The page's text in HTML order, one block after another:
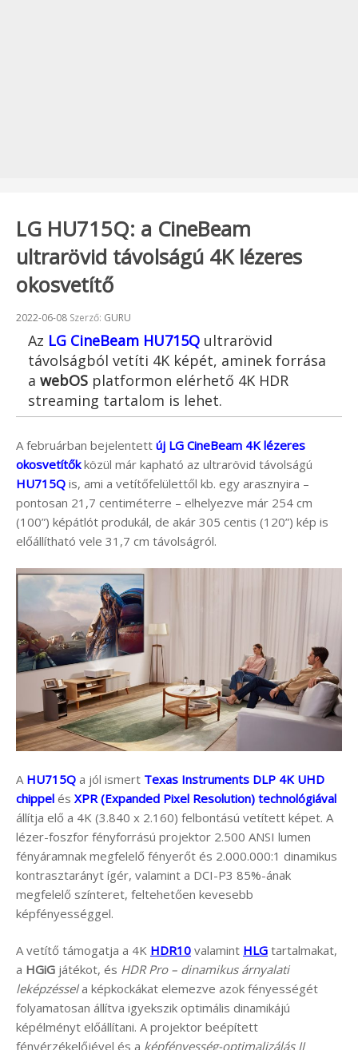
LG HU715Q: a CineBeam
ultrarövid távolságú 4K lézeres
okosvetítő
Beküldve:
2022-06-08 Szerző: GURU
Az LG CineBeam HU715Q ultrarövid
távolságból vetíti 4K képét, aminek forrása
a webOS platformon elérhető 4K HDR
streaming tartalom is lehet.
A februárban bejelentett új LG CineBeam 4K lézeres
okosvetítőkközül már kapható az ultrarövid távolságú
HU715Q is, ami a vetítőfelülettől kb. egy arasznyira –
pontosan 21,7 centiméterre – elhelyezve már 254 cm
(100”) képátlót produkál, de akár 305 centis (120”) kép is
előállítható vele 31,7 cm távolságról.
A HU715Q a jól ismert Texas Instruments DLP 4K UHD
chippel és XPR (Expanded Pixel Resolution) technológiával
állítja elő a 4K (3.840 x 2.160) felbontású vetített képet. A
lézer-foszfor fényforrású projektor 2.500 ANSI lumen
fényáramnak megfelelő fényerőt és 2.000.000:1 dinamikus
kontrasztarányt ígér, valamint a DCI-P3 85%-ának
megfelelő színteret, feltehetően kevesebb
képfényességgel.
A vetítő támogatja a 4K HDR10 valamint HLG tartalmakat,
a HGiG játékot, és HDR Pro – dinamikus árnyalati
leképzéssela képkockákat elemezve azok fényességét
folyamatosan állítva igyekszik optimális dinamikájú
képélményt előállítani. A projektor beépített
fényérzékelőjével és a képfényesség-optimalizálás II